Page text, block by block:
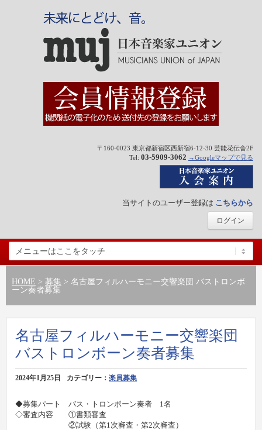
〒160-0023 東京都新宿区西新宿6-12-30 芸能花伝舎2F
Tel: 03-5909-3062 →Googleマップで見る
当サイトのユーザー登録は こちらから
ログイン
HOME > 募集 > 名古屋フィルハーモニー交響楽団 バストロンボ
ーン奏者募集
名古屋フィルハーモニー交響楽団
バストロンボーン奏者募集
2024年1月25日 カテゴリー： 楽員募集
◆募集パート バス・トロンボーン奏者 1名
◇審査内容 ①書類審査
②試験（第1次審査・第2次審査）